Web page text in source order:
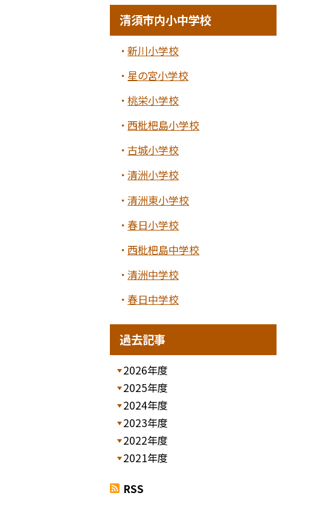
清須市内小中学校
新川小学校
星の宮小学校
桃栄小学校
西枇杷島小学校
古城小学校
清洲小学校
清洲東小学校
春日小学校
西枇杷島中学校
清洲中学校
春日中学校
過去記事
2026年度
2025年度
2024年度
2023年度
2022年度
2021年度
RSS